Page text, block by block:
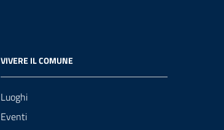
VIVERE IL COMUNE
Luoghi
Eventi